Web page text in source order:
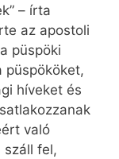
– írta
az apostoli
püspöki
püspököket,
híveket és
való
száll fel,